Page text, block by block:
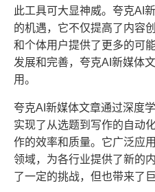
此工具可大显神威。夸克AI
的机遇，它不仅提高了内容
和个体用户提供了更多的可
发展和完善，夸克AI新媒体
用。
夸克AI新媒体文章通过深度
实现了从选题到写作的自动
作的效率和质量。它广泛应
领域，为各行业提供了新的
了一定的挑战，但也带来了